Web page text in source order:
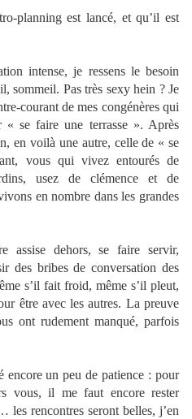
planning est lancé, et qu’il est
intense, je ressens le besoin
sommeil. Pas très sexy hein ? Je
courant de mes congénères qui
« se faire une terrasse ». Après
en voilà une autre, celle de « se
vous qui vivez entourés de
usez de clémence et de
en nombre dans les grandes
assise dehors, se faire servir,
des bribes de conversation des
s’il fait froid, même s’il pleut,
être avec les autres. La preuve
ont rudement manqué, parfois
encore un peu de patience : pour
vous, il me faut encore rester
les rencontres seront belles, j’en